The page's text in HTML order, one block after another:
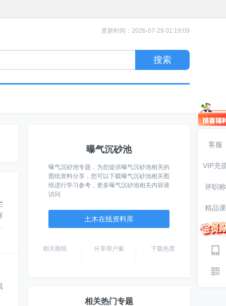
更新时间：2026-07-29 01:19:09
曝气沉砂池
曝气沉砂池专题，为您提供曝气沉砂池相关的
图纸资料分享，您可以下载曝气沉砂池相关图
纸进行学习参考，更多曝气沉砂池相关内容请
访问
土木在线资料库
相关图纸 分享用户量 下载热度
相关热门专题
客服
VIP充
评职称
精品课